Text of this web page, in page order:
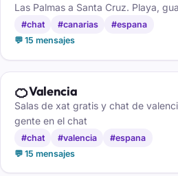
Las Palmas a Santa Cruz. Playa,
gratis y sin registro.
#chat #canarias
#espana
💬 15 mensajes
🍊Valencia
Salas de xat gratis y chat de
gente en el chat
#chat #valencia
#espana
💬 15 mensajes